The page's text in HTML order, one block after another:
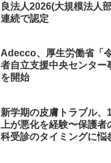
良法人2026(大規模法人
連続で認定
Adecco、厚生労働省「
者自立支援中央センター
を開始
新学期の皮膚トラブル、
上が悪化を経験〜保護
科受診のタイミングに悩